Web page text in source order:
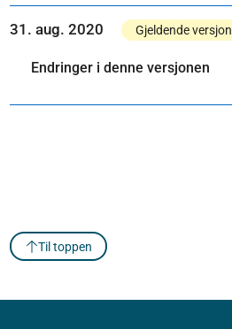
31. aug. 2020 Gjeldende versjon
Endringer i denne versjonen
Til toppen